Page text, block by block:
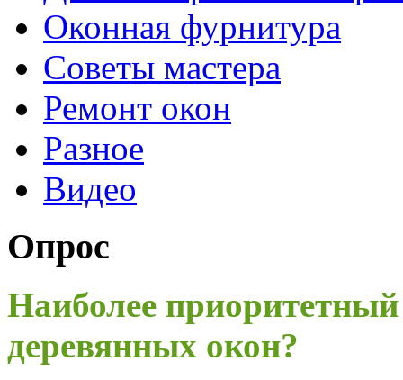
Оконная фурнитура
Советы мастера
Ремонт окон
Разное
Видео
Опрос
Наиболее
деревянных окон?